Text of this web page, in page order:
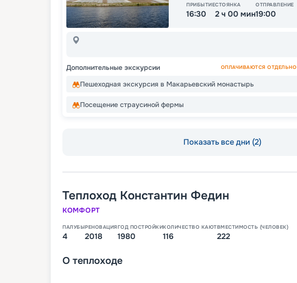
ПРИБЫТИЕ
16:30
СТОЯНКА
2 ч 00 мин
ОТПРАВЛЕНИЕ
19:00
Дополнительные экскурсии ОПЛАЧИВАЮТСЯ ОТДЕЛЬНО
Пешеходная экскурсия в Макарьевский монастырь
Посещение страусиной фермы
Показать все дни (2)
Теплоход Константин Федин
КОМФОРТ
ПАЛУБЫ
4
РЕНОВАЦИЯ
2018
ГОД ПОСТРОЙКИ
1980
КОЛИЧЕСТВО КАЮТ
116
ВМЕСТИМОСТЬ (ЧЕЛОВЕК)
222
О теплоходе